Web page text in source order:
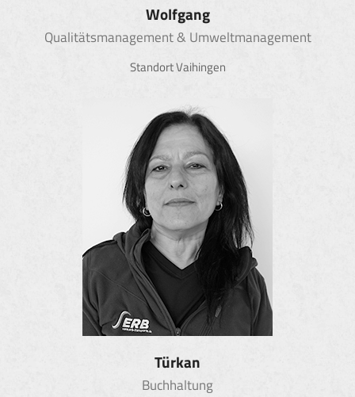
Wolfgang
Qualitätsmanagement & Umweltmanagement
Standort Vaihingen
Türkan
Buchhaltung